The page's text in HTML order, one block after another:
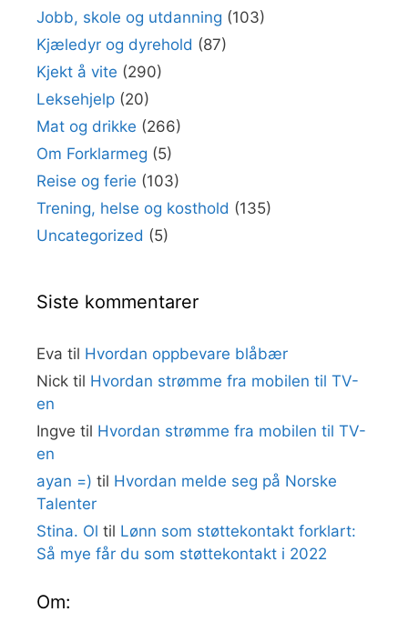
Jobb, skole og utdanning (103)
Kjæledyr og dyrehold (87)
Kjekt å vite (290)
Leksehjelp (20)
Mat og drikke (266)
Om Forklarmeg (5)
Reise og ferie (103)
Trening, helse og kosthold (135)
Uncategorized (5)
Siste kommentarer
Eva til Hvordan oppbevare blåbær
Nick til Hvordan strømme fra mobilen til TV-
en
Ingve til Hvordan strømme fra mobilen til TV-
en
ayan =) til Hvordan melde seg på Norske
Talenter
Stina. Ol til Lønn som støttekontakt forklart:
Så mye får du som støttekontakt i 2022
Om: